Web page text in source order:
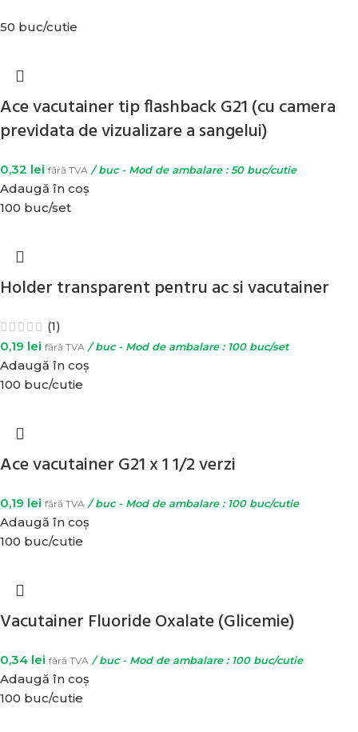
50 buc/cutie
Ace vacutainer tip flashback G21 (cu camera
previdata de vizualizare a sangelui)
0,32 lei fără TVA / buc - Mod de ambalare : 50 buc/cutie
Adaugă în coș
100 buc/set
Holder transparent pentru ac si vacutainer
(1)
0,19 lei fără TVA / buc - Mod de ambalare : 100 buc/set
Adaugă în coș
100 buc/cutie
Ace vacutainer G21 x 1 1/2 verzi
0,19 lei fără TVA / buc - Mod de ambalare : 100 buc/cutie
Adaugă în coș
100 buc/cutie
Vacutainer Fluoride Oxalate (Glicemie)
0,34 lei fără TVA / buc - Mod de ambalare : 100 buc/cutie
Adaugă în coș
100 buc/cutie